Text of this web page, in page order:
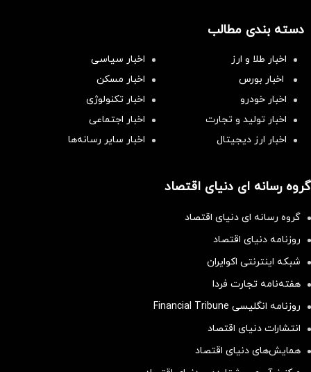
دسته بندی مطالب
اخبار طلا و ارز
اخبار سیاسی
اخبار بورس
اخبار مسکن
اخبار خودرو
اخبار تکنولوژی
اخبار تولید و تجارت
اخبار اجتماعی
اخبار ارز دیجیتال
اخبار سایر رسانه‌‌ها
گروه رسانه ای دنیای اقتصاد
گروه رسانه ای دنیای اقتصاد
روزنامه دنیای اقتصاد
شبکه اینترنتی اکوایران
هفته‌نامه تجارت فردا
روزنامه انگلیسی Financial Tribune
انتشارات دنیای اقتصاد
همایش‌های دنیای اقتصاد